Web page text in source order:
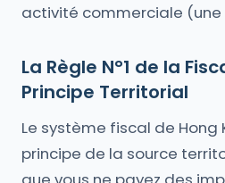
activité commerciale (une
La Règle N°1 de la
Principe Territorial
Le système fiscal de Hong
principe de la source